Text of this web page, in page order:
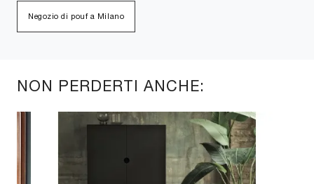
Negozio di pouf a Milano
NON PERDERTI ANCHE: